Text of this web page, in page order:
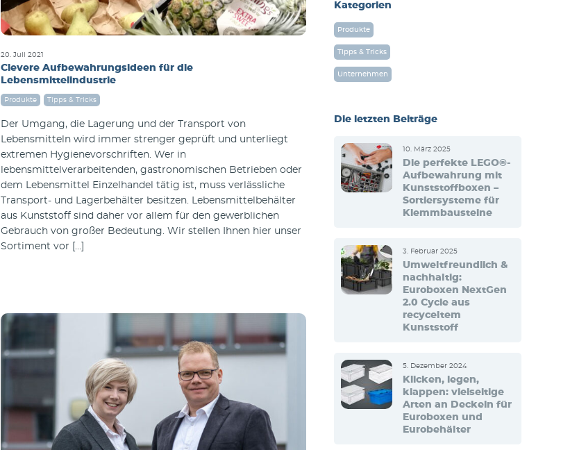
20. Juli 2021
Clevere Aufbewahrungsideen für die
Lebensmittelindustrie
Produkte Tipps & Tricks
Der Umgang, die Lagerung und der Transport von
Lebensmitteln wird immer strenger geprüft und unterliegt
extremen Hygienevorschriften. Wer in
lebensmittelverarbeitenden, gastronomischen Betrieben oder
dem Lebensmittel Einzelhandel tätig ist, muss verlässliche
Transport- und Lagerbehälter besitzen. Lebensmittelbehälter
aus Kunststoff sind daher vor allem für den gewerblichen
Gebrauch von großer Bedeutung. Wir stellen Ihnen hier unser
Sortiment vor […]
Kategorien
Produkte
Tipps & Tricks
Unternehmen
Die letzten Beiträge
10. März 2025
Die perfekte LEGO®-
Aufbewahrung mit
Kunststoffboxen –
Sortiersysteme für
Klemmbausteine
3. Februar 2025
Umweltfreundlich &
nachhaltig:
Euroboxen NextGen
2.0 Cycle aus
recyceltem
Kunststoff
5. Dezember 2024
Klicken, legen,
klappen: vielseitige
Arten an Deckeln für
Euroboxen und
Eurobehälter